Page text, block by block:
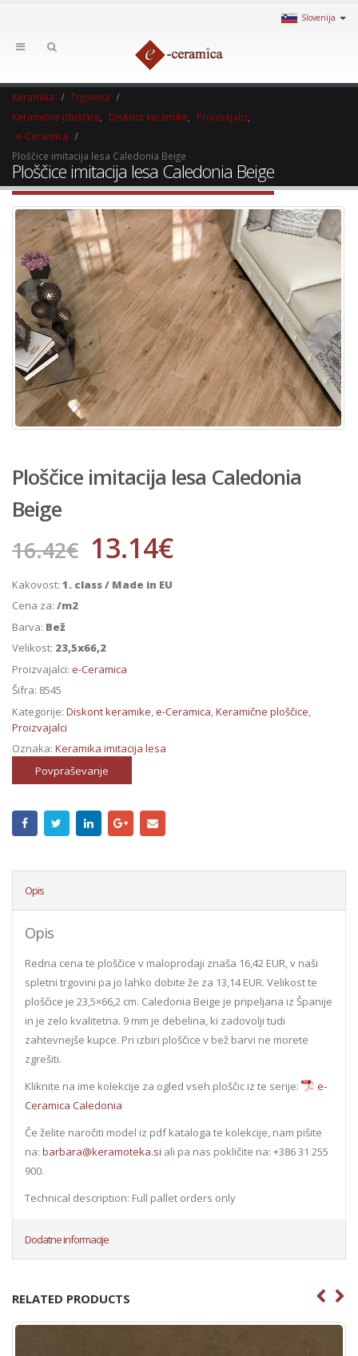
Slovenija
Keramika
Trgovina
Keramične ploščice
Diskont keramike Proizvajalci
e-Ceramica
Ploščice imitacija lesa Caledonia Beige
Ploščice imitacija lesa Caledonia Beige
Ploščice imitacija lesa Caledonia
Beige
16.42€ 13.14€
Kakovost: 1. class / Made in EU
Cena za: /m2
Barva: Bež
Velikost: 23,5x66,2
Proizvajalci: e-Ceramica
Šifra: 8545
Kategorije: Diskont keramike,e-Ceramica,Keramične ploščice,
Proizvajalci
Oznaka: Keramika imitacija lesa
Povpraševanje
Opis
Opis
Redna cena te ploščice v maloprodaji znaša 16,42 EUR, v naši
spletni trgovini pa jo lahko dobite že za 13,14 EUR. Velikost te
ploščice je 23,5×66,2 cm. Caledonia Beige je pripeljana iz Španije
in je zelo kvalitetna. 9 mm je debelina, ki zadovolji tudi
zahtevnejše kupce. Pri izbiri ploščice v bež barvi ne morete
zgrešiti.
Kliknite na ime kolekcije za ogled vseh ploščic iz te serije:
e-
Ceramica Caledonia
Če želite naročiti model iz pdf kataloga te kolekcije, nam pišite
na: barbara@keramoteka.si ali pa nas pokličite na: +386 31 255
900.
Technical description: Full pallet orders only
Dodatne informacije
RELATED PRODUCTS